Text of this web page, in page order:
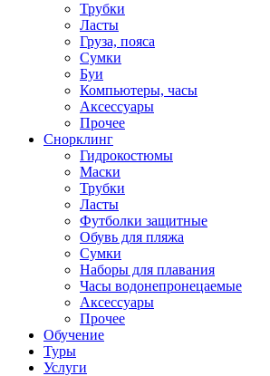
Трубки
Ласты
Груза, пояса
Сумки
Буи
Компьютеры, часы
Аксессуары
Прочее
Снорклинг
Гидрокостюмы
Маски
Трубки
Ласты
Футболки защитные
Обувь для пляжа
Сумки
Наборы для плавания
Часы водонепронецаемые
Аксессуары
Прочее
Обучение
Туры
Услуги